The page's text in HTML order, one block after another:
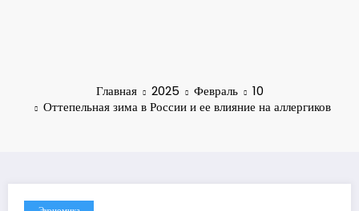
Главная 2025 Февраль
10
Оттепельная зима в России и ее влияние на аллергиков